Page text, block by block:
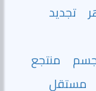
تجديد
منتجع
مستقل